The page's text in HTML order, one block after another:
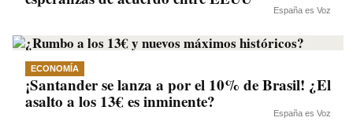
España es Voz
ECONOMÍA
¡Santander se lanza a por el 10% de Brasil! ¿El
asalto a los 13€ es inminente?
España es Voz